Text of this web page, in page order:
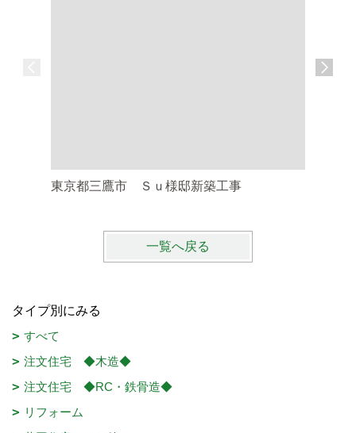
東京都三鷹市 Ｓｕ様邸新築工事
一覧へ戻る
タイプ別にみる
すべて
注文住宅 ◆木造◆
注文住宅 ◆RC・鉄骨造◆
リフォーム